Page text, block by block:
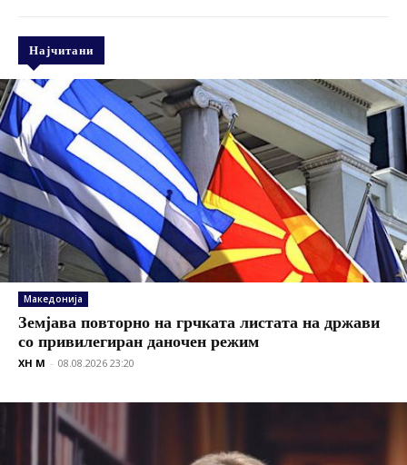
Најчитани
Македонија
Земјава повторно на грчката листата на држави
со привилегиран даночен режим
XH M - 08.08.2026 23:20